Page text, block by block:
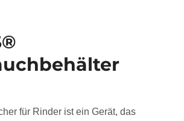
für Rinder ist ein Gerät, das